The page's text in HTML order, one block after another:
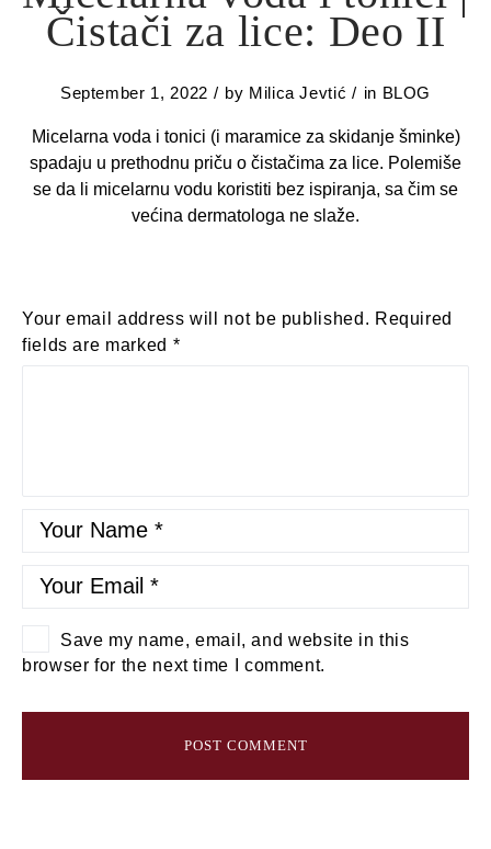
Čistači za lice: Deo II
September 1, 2022 by Milica Jevtić in BLOG
Micelarna voda i tonici (i maramice za skidanje šminke)
spadaju u prethodnu priču o čistačima za lice. Polemiše
se da li micelarnu vodu koristiti bez ispiranja, sa čim se
većina dermatologa ne slaže.
Your email address will not be published. Required
fields are marked *
Save my name, email, and website in this
browser for the next time I comment.